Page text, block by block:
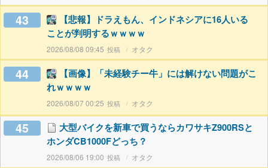
43
【悲報】ドラえもん、インドネシアに16人いる
ことが判明するｗｗｗｗ
2026/08/08 09:45 オタク
44
【画像】「未経験チー牛」には解けない問題がこ
れｗｗｗｗ
2026/08/07 00:25 オタク
45
大型バイクを新車で買うならカワサキZ900RSと
ホンダCB1000Fどっち？
2026/08/06 19:00 オタク